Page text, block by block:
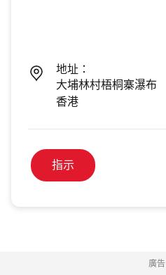
地址：
大埔林村梧桐寨瀑布
香港
指示
廣告